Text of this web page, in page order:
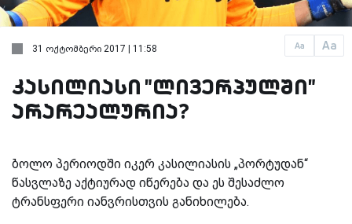
Aa Aa
31 ოქტომბერი 2017 | 11:58
კასილიასი "ლივერპულში"
არარეალურია?
ბოლო პერიოდში იკერ კასილიასის „პორტუდან“
წასვლაზე აქტიურად იწერება და ეს შესაძლო
ტრანსფერი იანვრისთვის განიხილება.